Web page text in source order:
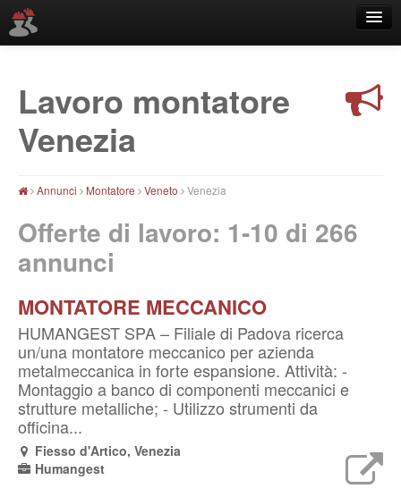
Località
Lavoro montatore
Venezia
Annunci Montatore Veneto Venezia
Offerte di lavoro: 1-10 di 266
annunci
MONTATORE MECCANICO
HUMANGEST SPA – Filiale di Padova ricerca
un/una montatore meccanico per azienda
metalmeccanica in forte espansione. Attività: -
Montaggio a banco di componenti meccanici e
strutture metalliche; - Utilizzo strumenti da
officina...
Fiesso d'Artico, Venezia
Humangest